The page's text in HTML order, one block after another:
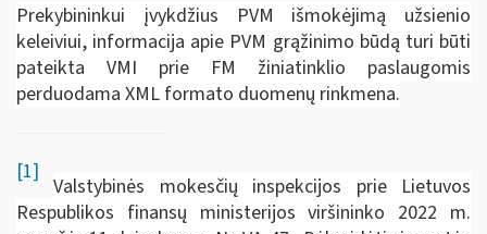
Prekybininkui įvykdžius PVM išmokėjimą užsienio
keleiviui, informacija apie PVM grąžinimo būdą turi būti
pateikta VMI prie FM žiniatinklio paslaugomis
perduodama XML formato duomenų rinkmena.
[1]
Valstybinės mokesčių inspekcijos prie Lietuvos
Respublikos finansų ministerijos viršininko 2022 m.